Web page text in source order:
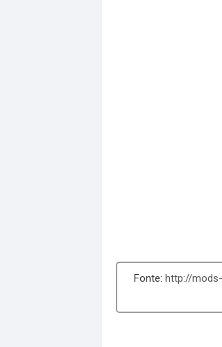
Mod/
Feito
http://